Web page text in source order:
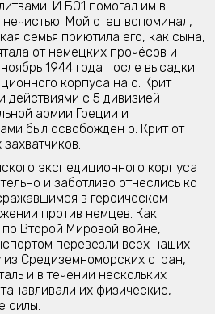
И Б01 помогал им в
Мой отец вспоминал,
семья приютила его, как сына,
от немецких прочёсов и
1944 года после высадки
корпуса на о. Крит
действиями с 5 дивизией
армии Греции и
был освобожден о. Крит от
экспедиционного корпуса
и заботливо отнеслись ко
в героическом
против немцев. Как
Второй Мировой войне,
перевезли всех наших
из Средиземноморских стран,
и в течении нескольких
их физические,
силы.